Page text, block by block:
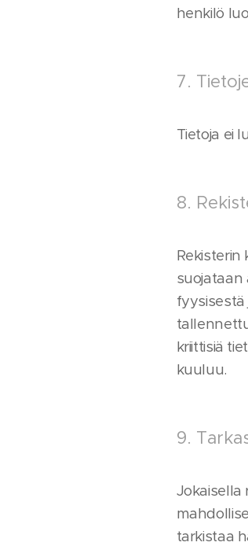
henkilö
7.
Tietoja ei
8.
suojataan
fyysisestä
kriittisiä
kuuluu.
9.
Jokaisella
tarkistaa